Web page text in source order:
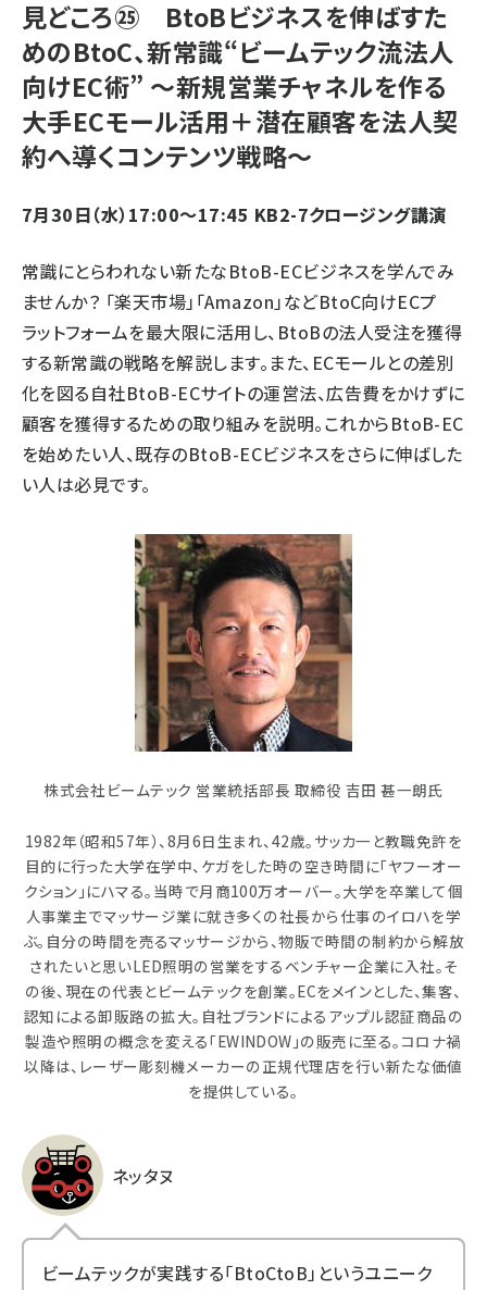
見どころ㉕ BtoBビジネスを伸ばすた
めのBtoC、新常識“ビームテック流法人
向けEC術” ～新規営業チャネルを作る
大手ECモール活用＋潜在顧客を法人契
約へ導くコンテンツ戦略～
7月30日（水）17:00～17:45 KB2-7クロージング講演
常識にとらわれない新たなBtoB-ECビジネスを学んでみ
ませんか？ 「楽天市場」「Amazon」などBtoC向けECプ
ラットフォームを最大限に活用し、BtoBの法人受注を獲得
する新常識の戦略を解説します。また、ECモールとの差別
化を図る自社BtoB-ECサイトの運営法、広告費をかけずに
顧客を獲得するための取り組みを説明。これからBtoB-EC
を始めたい人、既存のBtoB-ECビジネスをさらに伸ばした
い人は必見です。
株式会社ビームテック 営業統括部長 取締役 吉田 甚一朗氏
1982年（昭和57年）、8月6日生まれ、42歳。サッカ一と教職免許を
目的に行った大学在学中、ケガをした時の空き時間に「ヤフーオー
クション」にハマる。当時で月商100万オーバー。大学を卒業して個
人事業主でマッサージ業に就き多くの社長から仕事のイロハを学
ぶ。自分の時間を売るマッサージから、物販で時間の制約から解放
されたいと思いLED照明の営業をするベンチャー企業に入社。そ
の後、現在の代表とビームテックを創業。ECをメインとした、集客、
認知による卸販路の拡大。自社ブランドによるアップル認証商品の
製造や照明の概念を変える「EWINDOW」の販売に至る。コロナ禍
以降は、レーザー彫刻機メーカーの正規代理店を行い新たな価値
を提供している。
ネッタヌ
ビームテックが実践する「BtoCtoB」というユニーク